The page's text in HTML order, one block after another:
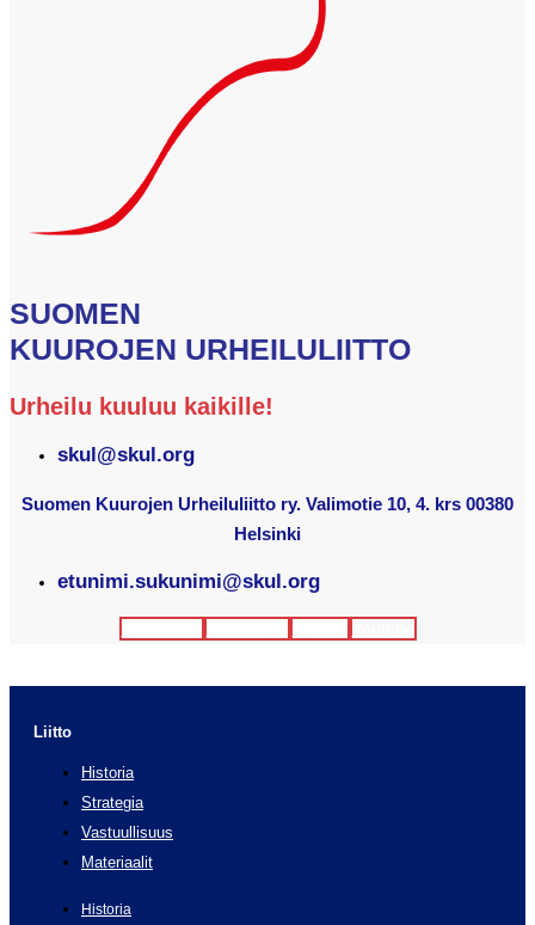
SUOMEN
KUUROJEN URHEILULIITTO
Urheilu kuuluu kaikille!
skul@skul.org
Suomen Kuurojen Urheiluliitto ry. Valimotie 10, 4. krs 00380
Helsinki
etunimi.sukunimi@skul.org
Liitto
Historia
Strategia
Vastuullisuus
Materiaalit
Historia